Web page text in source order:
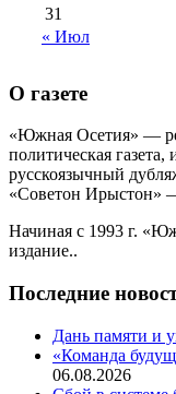
31
« Июл
О газете
«Южная Осетия» —
политическая газета,
русскоязычный
«Советон Ирыстон»
Начиная с 1993 г.
издание..
Последние
Дань памяти и
«Команда
06.08.2026